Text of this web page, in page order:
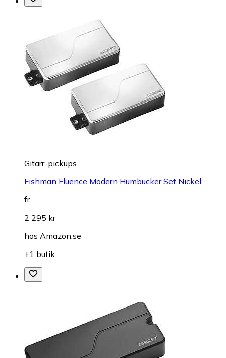
Gitarr-pickups
Fishman Fluence Modern Humbucker Set Nickel
fr.
2 295 kr
hos Amazon.se
+1 butik